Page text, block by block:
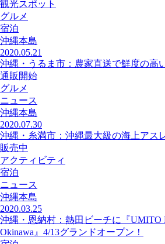
観光スポット
グルメ
宿泊
沖縄本島
2020.05.21
沖縄・うるま市：農家直送で鮮度の高
通販開始
グルメ
ニュース
沖縄本島
2020.07.30
沖縄・糸満市：沖縄最大級の海上アス
販売中
アクティビティ
宿泊
ニュース
沖縄本島
2020.03.25
沖縄・恩納村：熱田ビーチに『UMITO
Okinawa』4/13グランドオープン！